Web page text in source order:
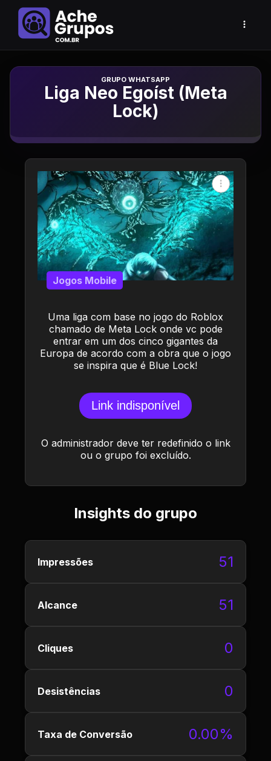
Grupo de Whatsapp
Liga Neo Egoíst (Meta
Lock)
Uma liga com base no jogo do Roblox
chamado de Meta Lock onde vc pode
entrar em um dos cinco gigantes da
Europa de acordo com a obra que o jogo
se inspira que é Blue Lock!
Jogos Mobile
Link indisponível
O administrador deve ter redefinido o link
ou o grupo foi excluído.
Insights do grupo
Impressões 51
Alcance 51
Cliques 0
Desistências 0
Taxa de Conversão 0.00%